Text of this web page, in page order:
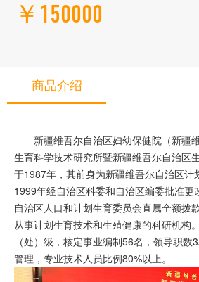
￥150000
商品介绍
新疆维吾尔自治区妇幼保健院（新疆
生育科学技术研究所暨新疆维吾尔自治区
于1987年，其前身为新疆维吾尔自治区计
1999年经自治区科委和自治区编委批准更
自治区人口和计划生育委员会直属全额拨
从事计划生育技术和生殖健康的科研机构
（处）级，核定事业编制56名，领导职
管理，专业技术人员比例80%以上。